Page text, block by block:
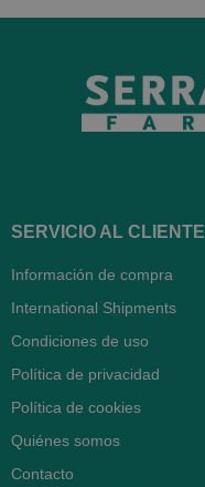
SERVICIO AL CLIENTE
Información de compra
International Shipments
Condiciones de uso
Política de privacidad
Política de cookies
Quiénes somos
Contacto